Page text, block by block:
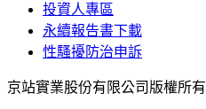
投資人專區
永續報告書下載
性騷擾防治申訴
京站實業股份有限公司版權所有